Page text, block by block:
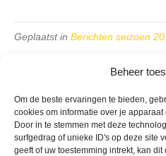
Beheer
Om de beste ervaringen te bieden,
cookies om informatie over je
Door in te stemmen met deze
surfgedrag of unieke ID's op deze site
geeft of uw toestemming intrekt, kan
Geplaatst in Berichten seizoen
VV Reiger Boys
De Wending, Lotte Beesedijk 1